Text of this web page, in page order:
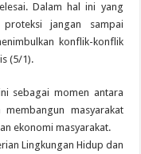
Dalam hal ini yang
jangan sampai
konflik-konflik
(5/1).
sebagai momen antara
masyarakat
ekonomi masyarakat.
Lingkungan Hidup dan